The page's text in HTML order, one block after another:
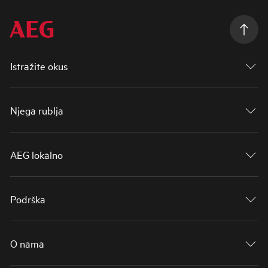
Istražite okus
Njega rublja
AEG lokalno
Podrška
O nama